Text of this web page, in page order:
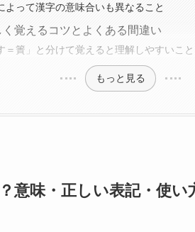
よって漢字の意味合いも異なること
覚えるコツとよくある間違い
＝簀」と分けて覚えると理解しやすいこと
もっと見る
意味・正しい表記・使